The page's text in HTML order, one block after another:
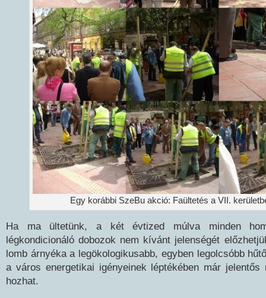
Egy korábbi SzeBu akció: Faültetés a VII.
Ha ma ültetünk, a két évtized múlva minden
légkondicionáló dobozok nem kívánt jelenségét
lomb árnyéka a legökologikusabb, egyben legolcsóbb
a város energetikai igényeinek léptékében már jelentős
hozhat.